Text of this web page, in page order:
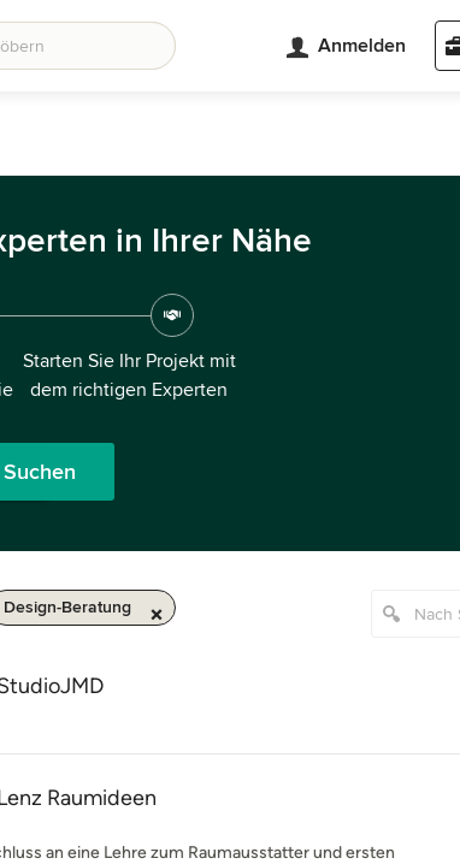
Anmelden
in Ihrer Nähe
Starten Sie Ihr Projekt mit
dem richtigen Experten
Suchen
Design-Beratung
Raumideen
an eine Lehre zum Raumausstatter und ersten